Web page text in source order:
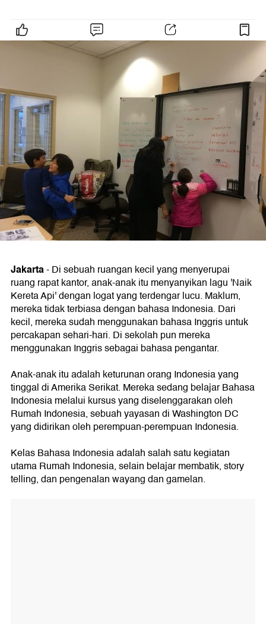
Jakarta-Di sebuah ruangan kecil yang menyerupai
ruang rapat kantor, anak-anak itu menyanyikan lagu 'Naik
Kereta Api' dengan logat yang terdengar lucu. Maklum,
mereka tidak terbiasa dengan bahasa Indonesia. Dari
kecil, mereka sudah menggunakan bahasa Inggris untuk
percakapan sehari-hari. Di sekolah pun mereka
menggunakan Inggris sebagai bahasa pengantar.
Anak-anak itu adalah keturunan orang Indonesia yang
tinggal di Amerika Serikat. Mereka sedang belajar Bahasa
Indonesia melalui kursus yang diselenggarakan oleh
Rumah Indonesia, sebuah yayasan di Washington DC
yang didirikan oleh perempuan-perempuan Indonesia.
Kelas Bahasa Indonesia adalah salah satu kegiatan
utama Rumah Indonesia, selain belajar membatik, story
telling, dan pengenalan wayang dan gamelan.